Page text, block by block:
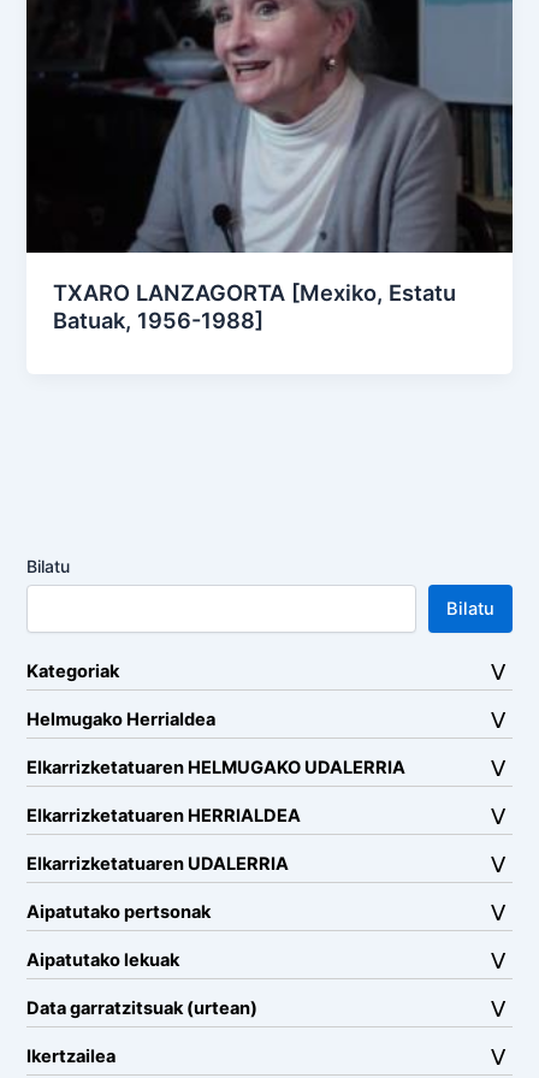
TXARO LANZAGORTA [Mexiko, Estatu
Batuak, 1956-1988]
Bilatu
Bilatu
Kategoriak
Helmugako Herrialdea
Elkarrizketatuaren HELMUGAKO UDALERRIA
Elkarrizketatuaren HERRIALDEA
Elkarrizketatuaren UDALERRIA
Aipatutako pertsonak
Aipatutako lekuak
Data garratzitsuak (urtean)
Ikertzailea